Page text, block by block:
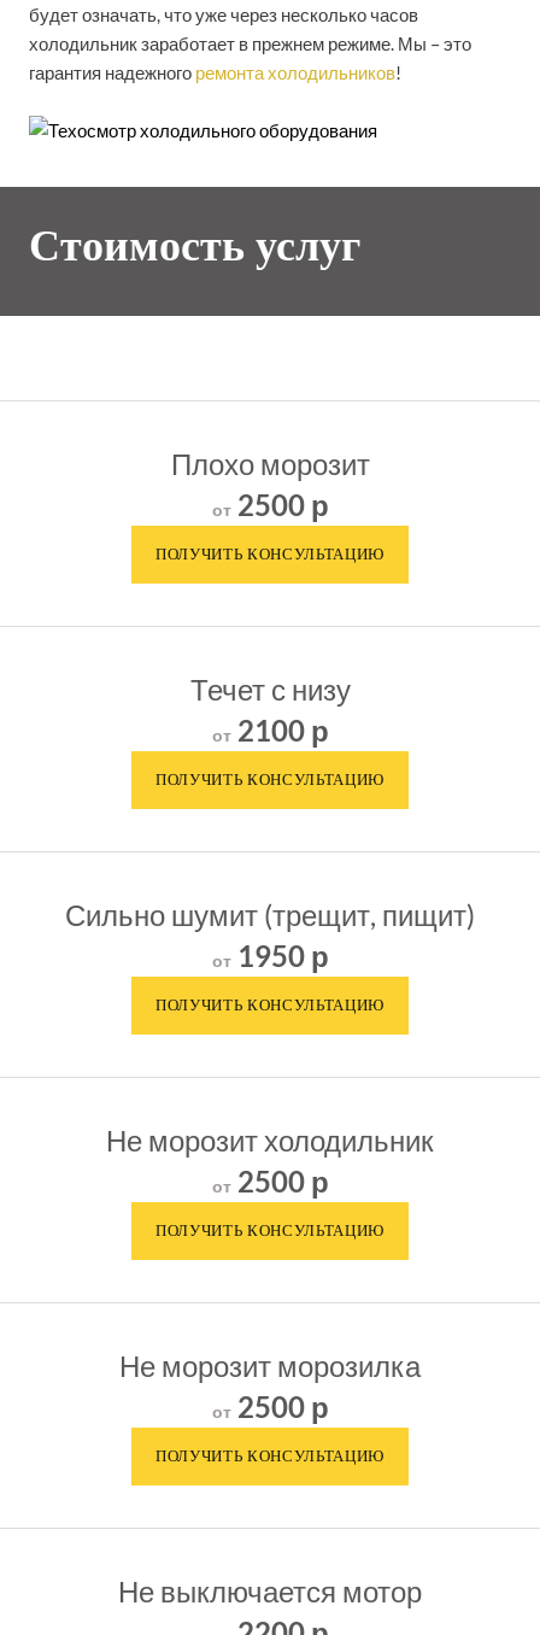
будет означать, что уже через несколько часов
холодильник заработает в прежнем режиме. Мы – это
гарантия надежного ремонта холодильников!
Стоимость услуг
Плохо морозит
от2500 р
Течет с низу
от2100 р
Сильно шумит (трещит, пищит)
от1950 р
Не морозит холодильник
от2500 р
Не морозит морозилка
от2500 р
Не выключается мотор